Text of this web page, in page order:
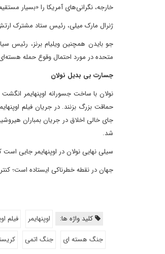
خارجه، نگرانی‌های آمریکا را «بسیار
ژنرال مارک میلی، رئیس ستاد مشترک
جو بایدن همچنین ویلیام برنز، رئیس
متحده در مورد احتمال وقوع حمله
جسارت بی بدیل نولان
نولان با ساخت جسورانه اوپنهایمر
حماقت بزرگ بزنند. در جریان فیلم
شد.
سیلی نهایی نولان در اوپنهایمر جایی
جهان در نقطه خطرناکی ایستاده است؛
کلید واژه ها: اوپنهایمر فیلم
جنگ هسته ای
جنگ اتمی